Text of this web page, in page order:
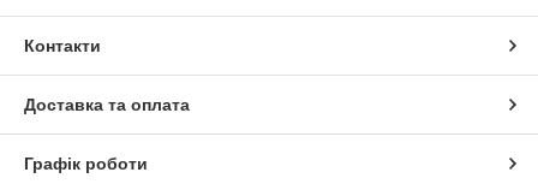
Контакти
Доставка та оплата
Графік роботи